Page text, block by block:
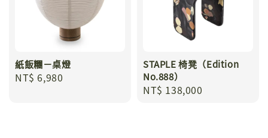
紙飯糰－桌燈
Regular
NT$ 6,980
STAPLE 椅凳（Edition
No.888）
Regular
NT$ 138,000